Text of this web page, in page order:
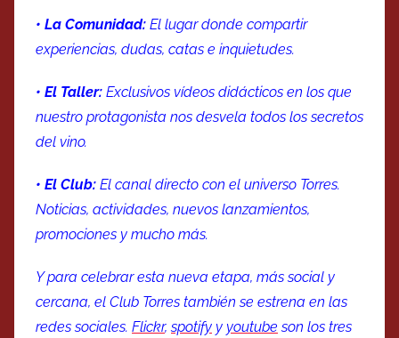
• La Comunidad: El lugar donde compartir
experiencias, dudas, catas e inquietudes.
• El Taller: Exclusivos vídeos didácticos en los que
nuestro protagonista nos desvela todos los secretos
del vino.
• El Club: El canal directo con el universo Torres.
Noticias, actividades, nuevos lanzamientos,
promociones y mucho más.
Y para celebrar esta nueva etapa, más social y
cercana, el Club Torres también se estrena en las
redes sociales. Flickr,spotify y youtube son los tres